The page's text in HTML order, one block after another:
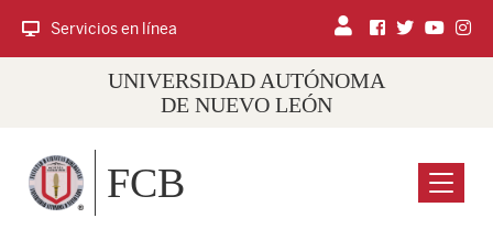
Servicios en línea
UNIVERSIDAD AUTÓNOMA
DE NUEVO LEÓN
Menu
FCB